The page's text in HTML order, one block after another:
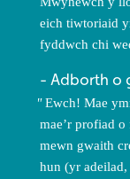
eich tiwtoriaid
fyddwch chi
Adborth o
Ewch! Mae
mae’r profiad
mewn gwaith
hun (yr